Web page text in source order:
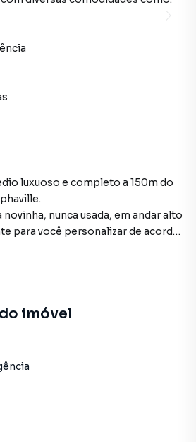
e completo a 150m do
nunca usada, em andar alto
para você personalizar de acordo
direito altíssimo,
de recarga veicular na garagem
de estar
importantes , Hospital
imóvel